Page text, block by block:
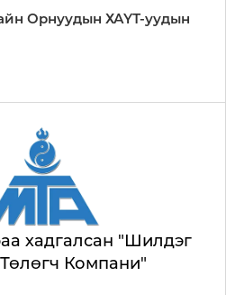
Орнуудын ХАҮТ-уудын
хадгалсан "Шилдэг
Компани"